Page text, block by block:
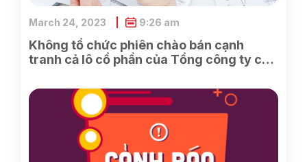
Không tổ chức phiên chào bán cạnh
tranh cả lô cổ phần của Tổng công ty cổ
SCIC sở hữu
March 24, 2023 9:26 am